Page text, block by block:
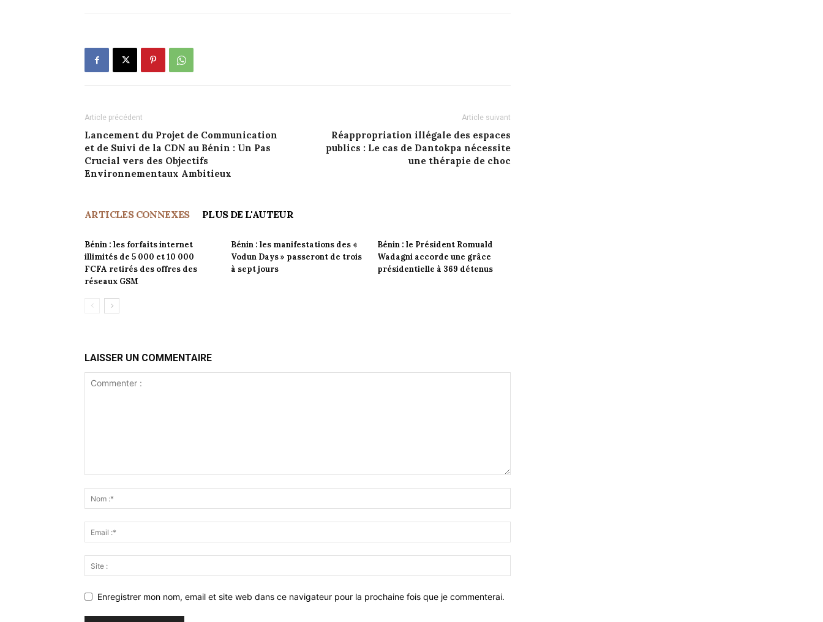
Article précédent
Lancement du Projet de Communication
et de Suivi de la CDN au Bénin : Un Pas
Crucial vers des Objectifs
Environnementaux Ambitieux
Article suivant
Réappropriation illégale des espaces
publics : Le cas de Dantokpa nécessite
une thérapie de choc
ARTICLES CONNEXES PLUS DE L'AUTEUR
Bénin : les forfaits internet
illimités de 5 000 et 10 000
FCFA retirés des offres des
réseaux GSM
Bénin : les manifestations des «
Vodun Days » passeront de trois
à sept jours
Bénin : le Président Romuald
Wadagni accorde une grâce
présidentielle à 369 détenus
LAISSER UN COMMENTAIRE
Enregistrer mon nom, email et site web dans ce navigateur pour la prochaine fois que je commenterai.